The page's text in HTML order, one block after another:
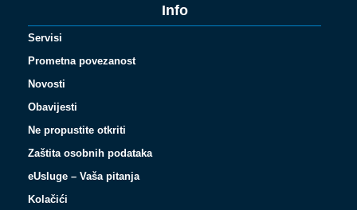
Info
Servisi
Prometna povezanost
Novosti
Obavijesti
Ne propustite otkriti
Zaštita osobnih podataka
eUsluge – Vaša pitanja
Kolačići